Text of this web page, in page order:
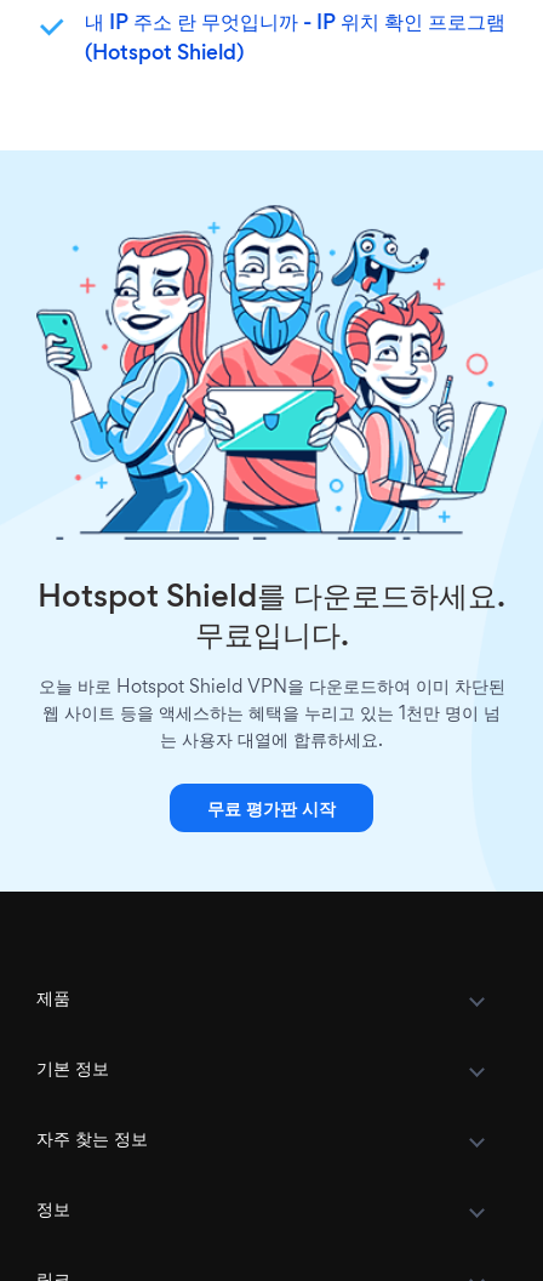
내 IP 주소 란 무엇입니까 - IP 위치 확인 프로그램
(Hotspot Shield)
Hotspot Shield를 다운로드하세요.
무료입니다.
오늘 바로 Hotspot Shield VPN을 다운로드하여 이미 차단된
웹 사이트 등을 액세스하는 혜택을 누리고 있는 1천만 명이 넘
는 사용자 대열에 합류하세요.
무료 평가판 시작
제품
기본 정보
자주 찾는 정보
정보